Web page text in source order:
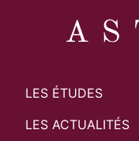
LES ÉTUDES
LES ACTUALITÉS
Search